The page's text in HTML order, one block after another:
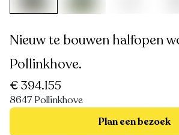
Nieuw te bouwen halfopen
Pollinkhove.
€ 394.155
8647 Pollinkhove
Plan een bezoek